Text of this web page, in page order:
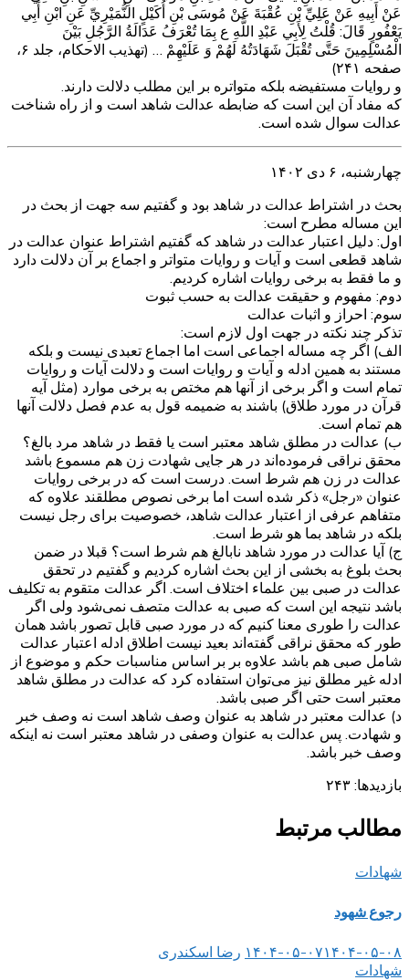
عَنْ أَبِيهِ عَنْ عَلِيِّ بْنِ عُقْبَةَ عَنْ مُوسَى بْنِ أُكَيْلٍ النُّمَيْرِيِّ عَنِ ابْنِ أَبِي
يَعْفُورٍ قَالَ: قُلْتُ لِأَبِي عَبْدِ اللَّهِ ع بِمَا تُعْرَفُ عَدَالَةُ الرَّجُلِ بَيْنَ
الْمُسْلِمِينَ حَتَّى تُقْبَلَ شَهَادَتُهُ لَهُمْ وَ عَلَيْهِمْ … (تهذیب الاحکام، جلد ۶،
صفحه ۲۴۱)
و روایات مستفیضه بلکه متواتره بر این مطلب دلالت دارند.
که مفاد آن این است که ضابطه عدالت شاهد است و از راه شناخت
عدالت سوال شده است.
چهارشنبه، ۶ دی ۱۴۰۲
بحث در اشتراط عدالت در شاهد بود و گفتیم سه جهت از بحث در
این مساله مطرح است:
اول: دلیل اعتبار عدالت در شاهد که گفتیم اشتراط عنوان عدالت در
شاهد قطعی است و آیات و روایات متواتر و اجماع بر آن دلالت دارد
و ما فقط به برخی روایات اشاره کردیم.
دوم: مفهوم و حقیقت عدالت به حسب ثبوت
سوم: احراز و اثبات عدالت
تذکر چند نکته در جهت اول لازم است:
الف) اگر چه مساله اجماعی است اما اجماع تعبدی نیست و بلکه
مستند به همین ادله و آیات و روایات است و دلالت آیات و روایات
تمام است و اگر برخی از آنها هم مختص به برخی موارد (مثل آیه
قرآن در مورد طلاق) باشند به ضمیمه قول به عدم فصل دلالت آنها
هم تمام است.
ب) عدالت در مطلق شاهد معتبر است یا فقط در شاهد مرد بالغ؟
محقق نراقی فرموده‌اند در هر جایی شهادت زن هم مسموع باشد
عدالت در زن هم شرط است. درست است که در برخی روایات
عنوان «رجل» ذکر شده است اما برخی نصوص مطلقند علاوه که
متفاهم عرفی از اعتبار عدالت شاهد، خصوصیت برای رجل نیست
بلکه در شاهد بما هو شرط است.
ج) آیا عدالت در مورد شاهد نابالغ هم شرط است؟ قبلا در ضمن
بحث بلوغ به بخشی از این بحث اشاره کردیم و گفتیم در تحقق
عدالت در صبی بین علماء اختلاف است. اگر عدالت متقوم به تکلیف
باشد نتیجه این است که صبی به عدالت متصف نمی‌شود ولی اگر
عدالت را طوری معنا کنیم که در مورد صبی قابل تصور باشد همان
طور که محقق نراقی گفته‌اند بعید نیست اطلاق ادله اعتبار عدالت
شامل صبی هم باشد علاوه بر بر اساس مناسبات حکم و موضوع از
ادله غیر مطلق نیز می‌توان استفاده کرد که عدالت در مطلق شاهد
معتبر است حتی اگر صبی باشد.
د) عدالت معتبر در شاهد به عنوان وصف شاهد است نه وصف خبر
و شهادت. پس عدالت به عنوان وصفی در شاهد معتبر است نه اینکه
وصف خبر باشد.
بازدیدها: ۲۴۳
مطالب مرتبط
شهادات
رجوع شهود
۱۴۰۴-۰۵-۰۷۱۴۰۴-۰۵-۰۸
رضا اسکندری
شهادات